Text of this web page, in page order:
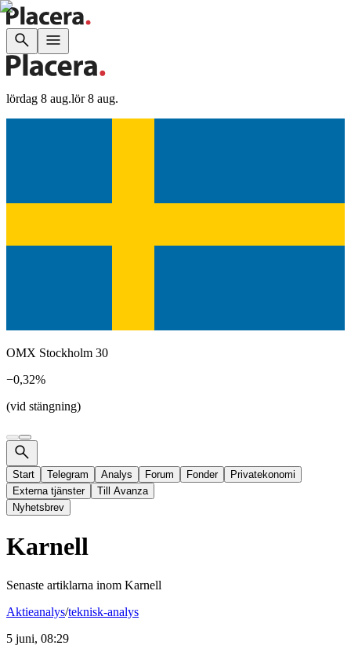
lördag 8 aug.lör 8 aug.
OMX Stockholm 30
−0,32%
(vid stängning)
Start Telegram Analys Forum Fonder
Privatekonomi
Externa tjänster
Till Avanza
Nyhetsbrev
Karnell
Senaste artiklarna inom Karnell
Aktieanalys/teknisk-analys
5 juni, 08:29